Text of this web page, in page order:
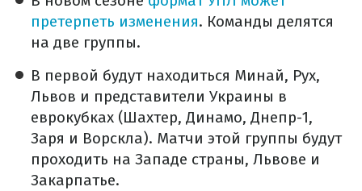
претерпеть изменения. Команды делятся
на две группы.
В первой будут находиться Минай, Рух,
Львов и представители Украины в
еврокубках (Шахтер, Динамо, Днепр-1,
Заря и Ворскла). Матчи этой группы будут
проходить на Западе страны, Львове и
Закарпатье.